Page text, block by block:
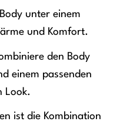
unter einem
und Komfort.
den Body
einem passenden
Look.
ist die Kombination